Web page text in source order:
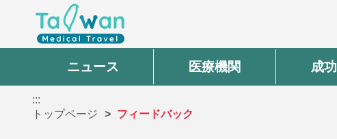
ニュース 医療機関 成
:::
トップページ
フィードバック